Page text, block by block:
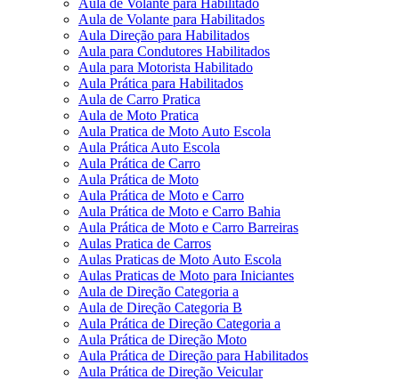
Aula de Volante para Habilitados
Aula Direção para Habilitados
Aula para Condutores Habilitados
Aula para Motorista Habilitado
Aula Prática para Habilitados
Aula de Carro Pratica
Aula de Moto Pratica
Aula Pratica de Moto Auto Escola
Aula Prática Auto Escola
Aula Prática de Carro
Aula Prática de Moto
Aula Prática de Moto e Carro
Aula Prática de Moto e Carro Bahia
Aula Prática de Moto e Carro Barreiras
Aulas Pratica de Carros
Aulas Praticas de Moto Auto Escola
Aulas Praticas de Moto para Iniciantes
Aula de Direção Categoria a
Aula de Direção Categoria B
Aula Prática de Direção Categoria a
Aula Prática de Direção Moto
Aula Prática de Direção para Habilitados
Aula Prática de Direção Veicular